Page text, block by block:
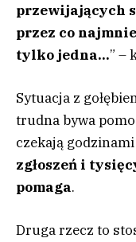
przewijających
przez co
tylko jedna…” –
Sytuacja z
trudna bywa
czekają
zgłoszeń i
pomaga.
Druga rzecz to